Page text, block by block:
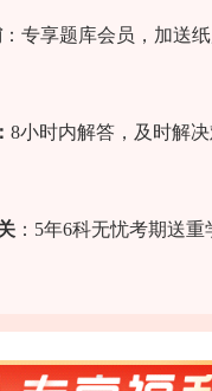
：专享题库会员，加送
： 8小时内解答，及时解
：5年6科无忧考期送